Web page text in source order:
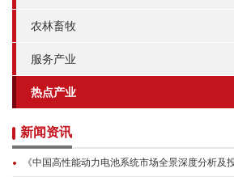
农林畜牧
服务产业
热点产业
新闻资讯
《中国高性能动力电池系统市场全景深度分析及